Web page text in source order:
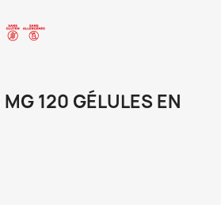
120 GÉLULES EN